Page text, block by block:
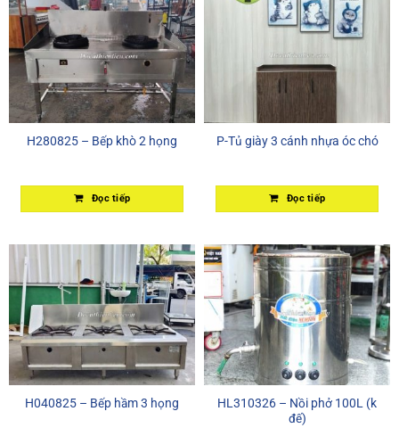
H280825 – Bếp khò 2 họng
Đọc tiếp
P-Tủ giày 3 cánh nhựa óc chó
Đọc tiếp
H040825 – Bếp hầm 3 họng
HL310326 – Nồi phở 100L (k
đế)